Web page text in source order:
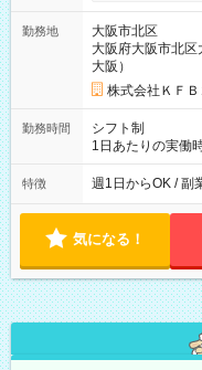
勤務地
大阪市北区
大阪府大阪市北
大阪）
株式会社ＫＦ
勤務時間
シフト制
1日あたりの実働
9:30~18:00 実働
16:00~21:30 実働
特徴 週1日からOK / 副
気になる！